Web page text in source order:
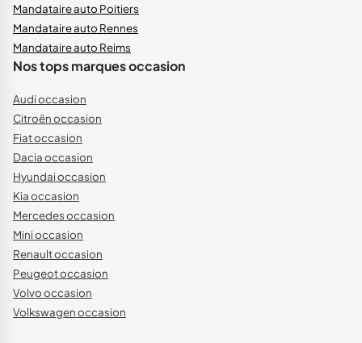
Mandataire auto Poitiers
Mandataire auto Rennes
Mandataire auto Reims
Nos tops marques occasion
Audi occasion
Citroën occasion
Fiat occasion
Dacia occasion
Hyundai occasion
Kia occasion
Mercedes occasion
Mini occasion
Renault occasion
Peugeot occasion
Volvo occasion
Volkswagen occasion